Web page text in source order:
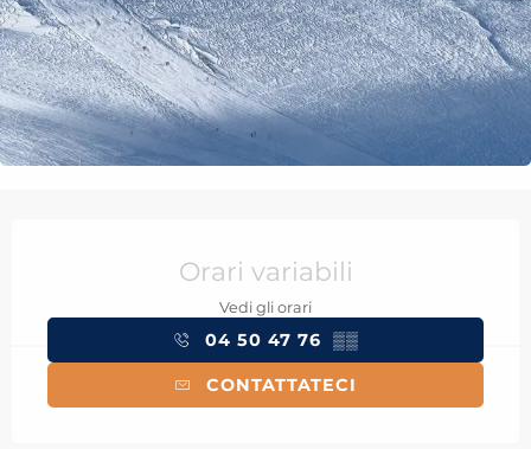
Orari variabili
Vedi gli orari
04 50 47 76 ▒▒
CONTATTATECI